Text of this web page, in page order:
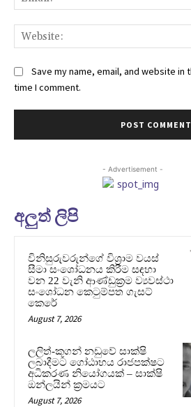
Save my name, email, and website
time I comment.
- Advertisement -
අලුත් ලිපි
විනිසුරුවරුන්ගේ විශ්‍රාම වයස්
සීමා සංශෝධනය කිරීම සඳහා
වන 22 වැනි ආණ්ඩුක්‍රම ව්‍යවස්ථා
සංශෝධන කෙටුම්පත ගැසට්
කෙරේ
August 7, 2026
ලලිත්-කූගන් නඩුවේ සාක්ෂි
ලබාදීමට ගෝඨාභය රාජපක්ෂට
අධිකරණ නියෝගයක් – සාක්ෂි
ඔන්ලයින් ක්‍රමයට
August 7, 2026